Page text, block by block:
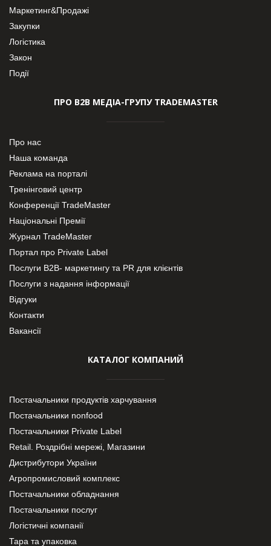
Маркетинг&Продажі
Закупки
Логістика
Закон
Події
ПРО В2В МЕДІА-ГРУПУ TRADEMASTER
Про нас
Наша команда
Реклама на порталі
Тренінговий центр
Конференції TradeMaster
Національні Премії
Журнал TradeMaster
Портал про Private Label
Послуги В2В- маркетингу та PR для клієнтів
Послуги з надання інформації
Відгуки
Контакти
Вакансії
КАТАЛОГ КОМПАНИЙ
Постачальники продуктів харчування
Постачальники nonfood
Постачальники Private Label
Retail. Роздрібні мережі, Магазини
Дистрибутори України
Агропромисловий комплекс
Постачальники обладнання
Постачальники послуг
Логістичні компанії
Тара та упаковка